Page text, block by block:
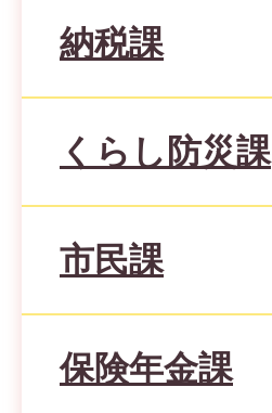
納税課
くらし防災課
市民課
保険年金課